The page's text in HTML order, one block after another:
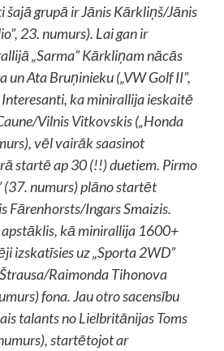
grupā ir Jānis Kārkliņš/Jānis
23. numurs). Lai gan ir
„Sarma” Kārkliņam nācās
Ata Bruņinieku („VW Golf II”,
ka minirallija ieskaitē
Vilnis Vitkovskis („Honda
vēl vairāk saasinot
startē ap 30 (!!) duetiem. Pirmo
(37. numurs) plāno startēt
Fārenhorsts/Ingars Smaizis.
apstāklis, kā minirallija 1600+
izskatīsies uz „Sporta 2WD”
Raimonda Tihonova
fona. Jau otro sacensību
talants no Lielbritānijas Toms
startētojot ar